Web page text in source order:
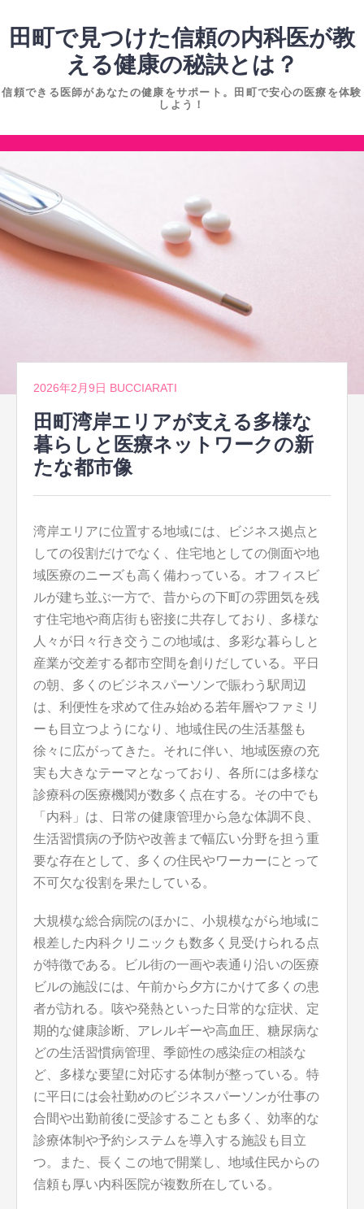
ツ
ッ
プ
田町で見つけた信頼の内科医が教
える健康の秘訣とは？
信頼できる医師があなたの健康をサポート。田町で安心の医療を体験
しよう！
コ
ン
テ
ン
ツ
へ
2026年2月9日 BUCCIARATI
田町湾岸エリアが支える多様な
暮らしと医療ネットワークの新
たな都市像
湾岸エリアに位置する地域には、ビジネス拠点と
しての役割だけでなく、住宅地としての側面や地
域医療のニーズも高く備わっている。 オフィスビ
ルが建ち並ぶ一方で、昔からの下町の雰囲気を残
す住宅地や商店街も密接に共存しており、多様な
人々が日々行き交うこの地域は、多彩な暮らしと
産業が交差する都市空間を創りだしている。平日
の朝、多くのビジネスパーソンで賑わう駅周辺
は、利便性を求めて住み始める若年層やファミリ
ーも目立つようになり、地域住民の生活基盤も
徐々に広がってきた。それに伴い、地域医療の充
実も大きなテーマとなっており、各所には多様な
診療科の医療機関が数多く点在する。その中でも
「内科」は、日常の健康管理から急な体調不良、
生活習慣病の予防や改善まで幅広い分野を担う重
要な存在として、多くの住民やワーカーにとって
不可欠な役割を果たしている。
大規模な総合病院のほかに、小規模ながら地域に
根差した内科クリニックも数多く見受けられる点
が特徴である。ビル街の一画や表通り沿いの医療
ビルの施設には、午前から夕方にかけて多くの患
者が訪れる。咳や発熱といった日常的な症状、定
期的な健康診断、アレルギーや高血圧、糖尿病な
どの生活習慣病管理、季節性の感染症の相談な
ど、多様な要望に対応する体制が整っている。特
に平日には会社勤めのビジネスパーソンが仕事の
合間や出勤前後に受診することも多く、効率的な
診療体制や予約システムを導入する施設も目立
つ。また、長くこの地で開業し、地域住民からの
信頼も厚い内科医院が複数所在している。